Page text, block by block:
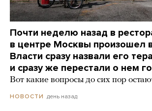
Почти неделю назад в
в центре Москвы произошел
Власти сразу назвали его
и сразу же перестали о нем
Вот какие вопросы до сих пор
НОВОСТИ день назад